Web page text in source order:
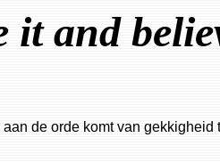
it and
de orde komt van